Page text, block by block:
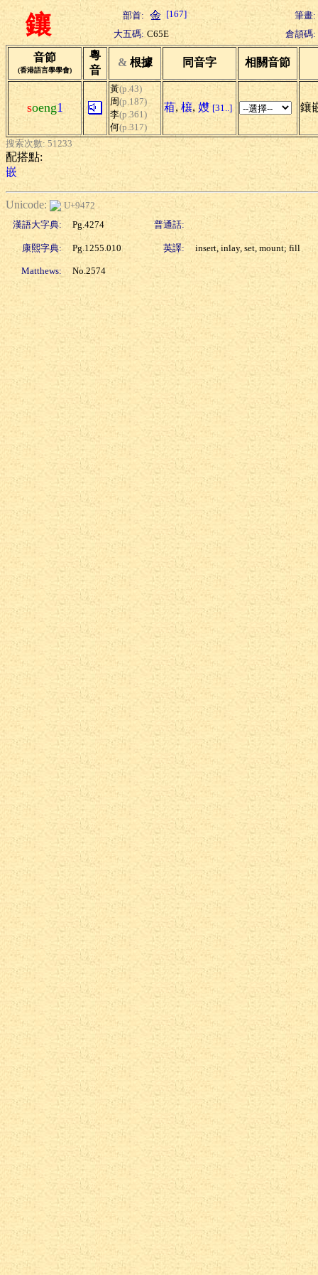
鑲 部首: [167]
筆畫:
大五碼: C65E 倉頡碼:
音節
(香港語言學學會)
粵
音
& 根據 同音字 相關音節
soeng1
黃(p.43)
周(p.187)
李(p.361)
何(p.317)
葙, 欀, 孇 [31..] 鑲
搜索次數: 51233
配搭點:
嵌
Unicode:
U+9472
漢語大字典:
Pg.4274 普通話:
康熙字典: Pg.1255.010 英譯: insert, inlay, set, mount; fill
Matthews: No.2574